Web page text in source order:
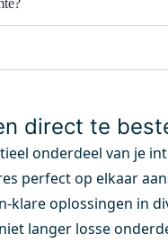
direct te
onderdeel van je
perfect op elkaar
klare oplossingen in
langer losse